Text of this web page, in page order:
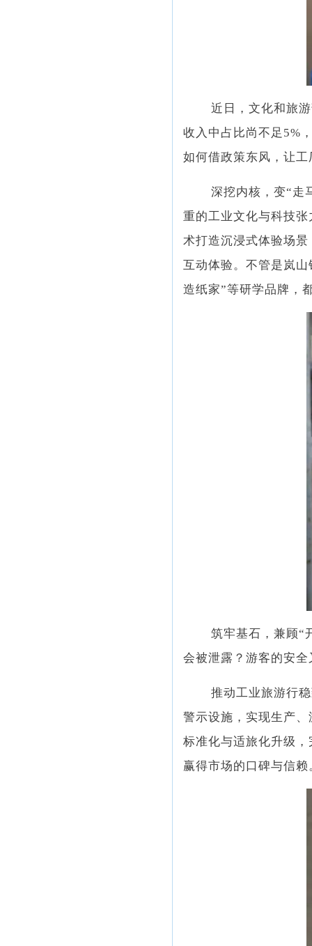
近日，文化和旅
收入中占比尚不足5%
如何借政策东风，让
深挖内核，变“走
重的工业文化与科技
术打造沉浸式体验场
互动体验。不管是岚
造纸家”等研学品牌，
筑牢基石，兼顾“
会被泄露？游客的安
推动工业旅游行
警示设施，实现生产
标准化与适旅化升级
赢得市场的口碑与信赖